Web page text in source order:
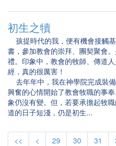
初生之犢
孩提時代的我，便有機會接觸
書，參加教會的崇拜、團契聚會
禮。印象中，教會的牧師、傳道
經，真的很厲害！
去年年中，我在神學院完成裝
興奮的心情開始了教會牧職的事
象仍沒有變。但，若要承擔起牧
道的日子短淺，仍是初生...
<< < 29 30 31